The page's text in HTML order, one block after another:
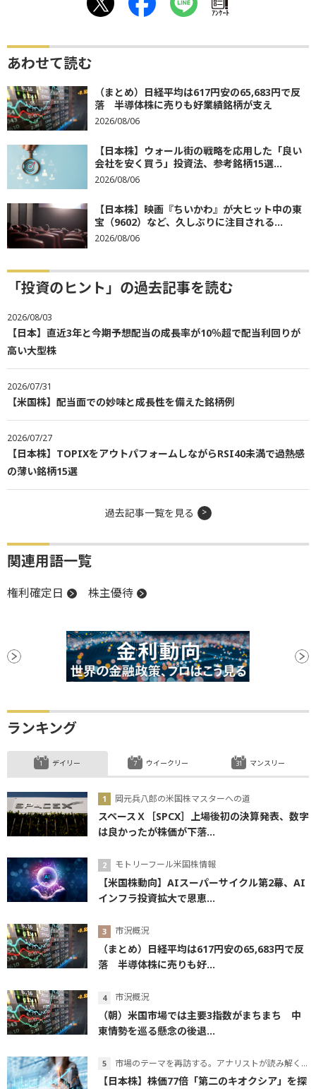
ｱﾝｹｰﾄ
あわせて読む
（まとめ）日経平均は617円安の65,683円で反
落 半導体株に売りも好業績銘柄が支え
2026/08/06
【日本株】ウォール街の戦略を応用した「良い
会社を安く買う」投資法、参考銘柄15選...
2026/08/06
【日本株】映画『ちいかわ』が大ヒット中の東
宝（9602）など、久しぶりに注目される...
2026/08/06
「投資のヒント」の過去記事を読む
2026/08/03
【日本】直近3年と今期予想配当の成長率が10％超で配当利回りが
高い大型株
2026/07/31
【米国株】配当面での妙味と成長性を備えた銘柄例
2026/07/27
【日本株】TOPIXをアウトパフォームしながらRSI40未満で過熱感
の薄い銘柄15選
過去記事一覧を見る
関連用語一覧
権利確定日 株主優待
ランキング
デイリー
岡元兵八郎の米国株マスターへの道
スペースＸ［SPCX］上場後初の決算発表、数字
は良かったが株価が下落...
モトリーフール米国株情報
【米国株動向】AIスーパーサイクル第2幕、AI
インフラ投資拡大で恩恵...
市況概況
（まとめ）日経平均は617円安の65,683円で反
落 半導体株に売りも好...
市況概況
（朝）米国市場では主要3指数がまちまち 中
東情勢を巡る懸念の後退...
市場のテーマを再訪する。アナリストが読み解くテーマの本質
【日本株】株価77倍「第二のキオクシア」を探
ウイークリー マンスリー